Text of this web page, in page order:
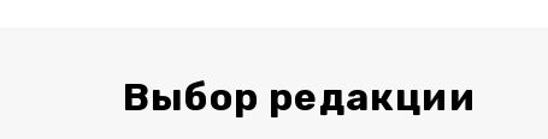
Выбор редакции